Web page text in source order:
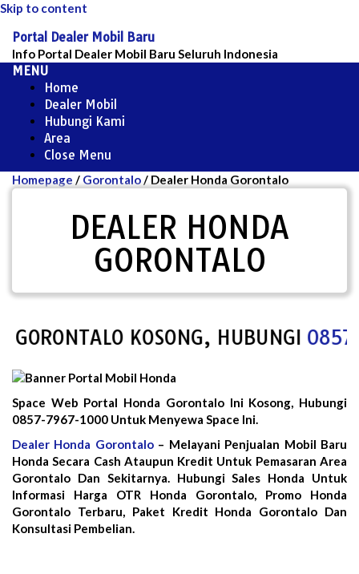
Skip to content
Portal Dealer Mobil Baru
Info Portal Dealer Mobil Baru Seluruh Indonesia
MENU
Home
Dealer Mobil
Hubungi Kami
Area
Close Menu
Homepage / Gorontalo/ Dealer Honda Gorontalo
DEALER HONDA
GORONTALO
KOSONG, HUBUNGI0857-
Space Web Portal Honda Gorontalo Ini Kosong, Hubungi
0857-7967-1000 Untuk Menyewa Space Ini.
Dealer Honda Gorontalo– Melayani Penjualan Mobil Baru
Honda Secara Cash Ataupun Kredit Untuk Pemasaran Area
Gorontalo Dan Sekitarnya. Hubungi Sales Honda Untuk
Informasi Harga OTR Honda Gorontalo, Promo Honda
Gorontalo Terbaru, Paket Kredit Honda Gorontalo Dan
Konsultasi Pembelian.